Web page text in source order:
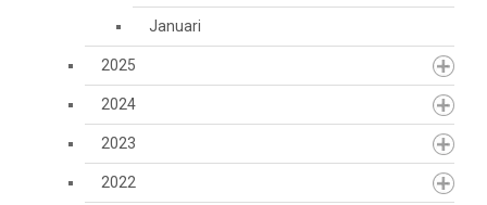
Januari
2025
2024
2023
2022